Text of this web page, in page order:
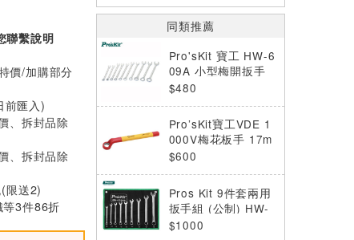
聯繫說明
價/加購部分
前匯入)
、拆封品除
、拆封品除
限送2)
等3件86折
嘉南地區
高雄鳳山店
網路訂購
*門市庫存以店內實際數量為準，可使
用專人服務或撥打門市電話洽詢。
同類推薦
Pro'sKit 寶工 HW-6
09A 小型梅開扳手
組(10支組)英制
$480
Pro’sKit寶工VDE 1
000V梅花板手 17m
m HW-V217B
$600
Pros Kit 9件套兩用
扳手組 (公制) HW-
6509B
$1000